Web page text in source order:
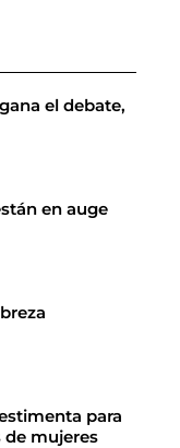
el debate,
en auge
para
mujeres